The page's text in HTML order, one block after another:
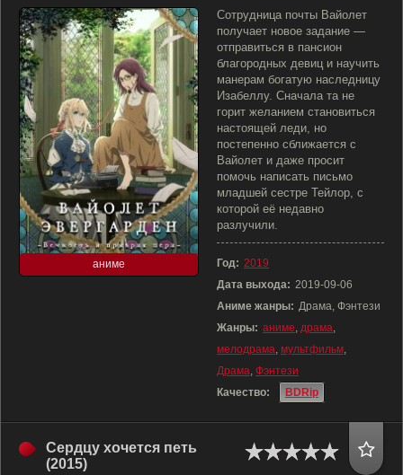
аниме
Сотрудница почты Вайолет
получает новое задание —
отправиться в пансион
благородных девиц и научить
манерам богатую наследницу
Изабеллу. Сначала та не
горит желанием становиться
настоящей леди, но
постепенно сближается с
Вайолет и даже просит
помочь написать письмо
младшей сестре Тейлор, с
которой её недавно
разлучили.
Год: 2019
Дата выхода: 2019-09-06
Аниме жанры: Драма, Фэнтези
Жанры: аниме, драма,
мелодрама, мультфильм,
Драма, Фэнтези
Качество:
BDRip
Сердцу хочется петь
(2015)